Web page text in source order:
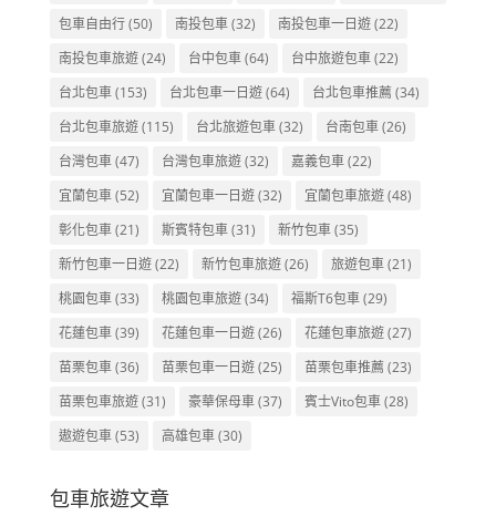
包車自由行(50) 南投包車(32) 南投包車一日遊(22)
南投包車旅遊(24) 台中包車(64) 台中旅遊包車(22)
台北包車(153) 台北包車一日遊(64) 台北包車推薦(34)
台北包車旅遊(115) 台北旅遊包車(32) 台南包車(26)
台灣包車(47) 台灣包車旅遊(32) 嘉義包車(22)
宜蘭包車(52) 宜蘭包車一日遊(32) 宜蘭包車旅遊(48)
彰化包車(21) 斯賓特包車(31) 新竹包車(35)
新竹包車一日遊(22) 新竹包車旅遊(26) 旅遊包車(21)
桃園包車(33) 桃園包車旅遊(34) 福斯T6包車(29)
花蓮包車(39) 花蓮包車一日遊(26) 花蓮包車旅遊(27)
苗栗包車(36) 苗栗包車一日遊(25) 苗栗包車推薦(23)
苗栗包車旅遊(31) 豪華保母車(37) 賓士Vito包車(28)
遨遊包車(53) 高雄包車(30)
包車旅遊文章